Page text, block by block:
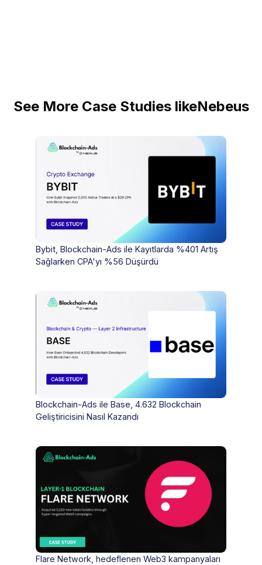
See More Case Studies likeNebeus
Bybit, Blockchain-Ads ile Kayıtlarda %401 Artış
Sağlarken CPA'yı %56 Düşürdü
Blockchain-Ads ile Base, 4.632 Blockchain
Geliştiricisini Nasıl Kazandı
Flare Network, hedeflenen Web3 kampanyaları